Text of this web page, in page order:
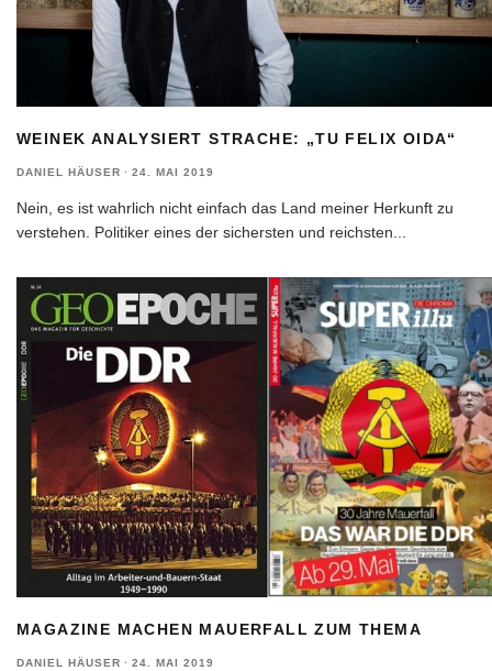
WEINEK ANALYSIERT STRACHE: „TU FELIX OIDA“
DANIEL HÄUSER · 24. MAI 2019
Nein, es ist wahrlich nicht einfach das Land meiner Herkunft zu
verstehen. Politiker eines der sichersten und reichsten
MAGAZINE MACHEN MAUERFALL ZUM THEMA
DANIEL HÄUSER · 24. MAI 2019